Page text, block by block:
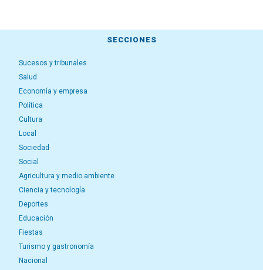
SECCIONES
Sucesos y tribunales
Salud
Economía y empresa
Política
Cultura
Local
Sociedad
Social
Agricultura y medio ambiente
Ciencia y tecnología
Deportes
Educación
Fiestas
Turismo y gastronomía
Nacional